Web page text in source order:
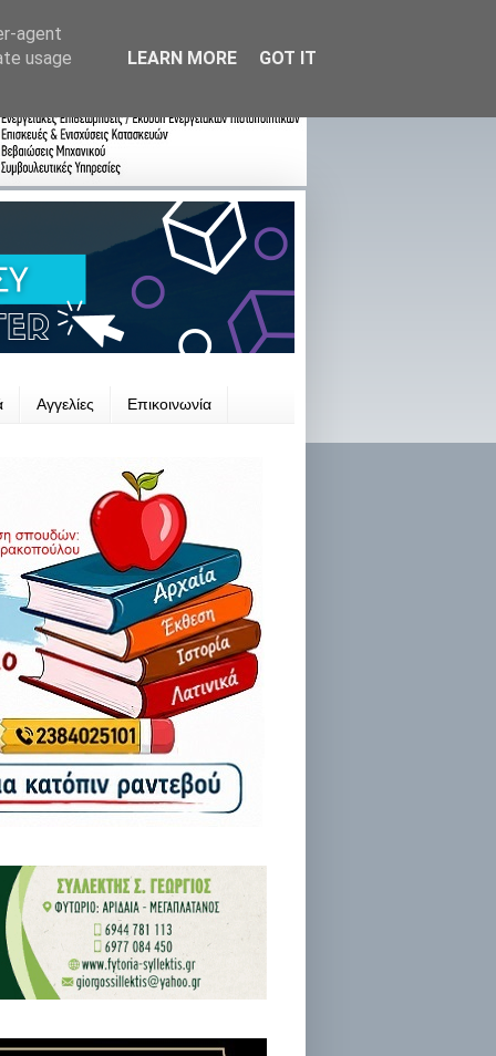
Αγγελίες Επικοινωνία
agent
usage
LEARN MORE GOT IT